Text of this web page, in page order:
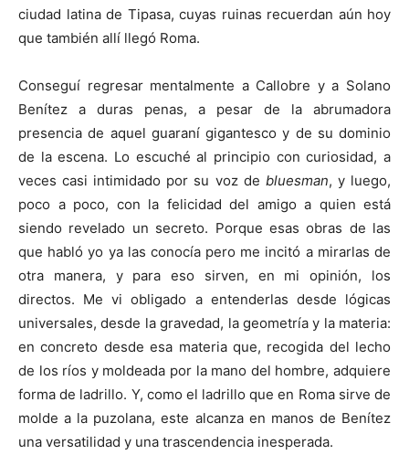
ciudad latina de Tipasa, cuyas ruinas recuerdan aún hoy
que también allí llegó Roma.
Conseguí regresar mentalmente a Callobre y a Solano
Benítez a duras penas, a pesar de la abrumadora
presencia de aquel guaraní gigantesco y de su dominio
de la escena. Lo escuché al principio con curiosidad, a
veces casi intimidado por su voz de bluesman, y luego,
poco a poco, con la felicidad del amigo a quien está
siendo revelado un secreto. Porque esas obras de las
que habló yo ya las conocía pero me incitó a mirarlas de
otra manera, y para eso sirven, en mi opinión, los
directos. Me vi obligado a entenderlas desde lógicas
universales, desde la gravedad, la geometría y la materia:
en concreto desde esa materia que, recogida del lecho
de los ríos y moldeada por la mano del hombre, adquiere
forma de ladrillo. Y, como el ladrillo que en Roma sirve de
molde a la puzolana, este alcanza en manos de Benítez
una versatilidad y una trascendencia inesperada.